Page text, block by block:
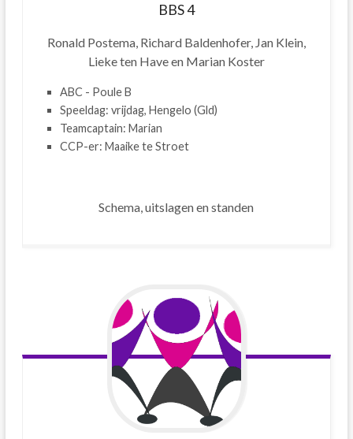
BBS 4
Ronald Postema, Richard Baldenhofer, Jan Klein,
Lieke ten Have en Marian Koster
ABC - Poule B
Speeldag: vrijdag, Hengelo (Gld)
Teamcaptain: Marian
CCP-er: Maaike te Stroet
Schema, uitslagen en standen